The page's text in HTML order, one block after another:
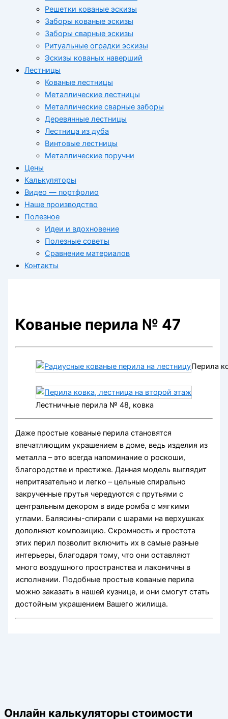
Решетки кованые эскизы
Заборы кованые эскизы
Заборы сварные эскизы
Ритуальные оградки эскизы
Эскизы кованых наверший
Лестницы
Кованые лестницы
Металлические лестницы
Металлические сварные заборы
Деревянные лестницы
Лестница из дуба
Винтовые лестницы
Металлические поручни
Цены
Калькуляторы
Видео — портфолио
Наше производство
Полезное
Идеи и вдохновение
Полезные советы
Сравнение материалов
Контакты
Кованые перила № 47
Перила
Лестничные перила № 48, ковка
Даже простые кованые перила становятся
впечатляющим украшением в доме, ведь изделия из
металла – это всегда напоминание о роскоши,
благородстве и престиже. Данная модель выглядит
непритязательно и легко – цельные спирально
закрученные прутья чередуются с прутьями с
центральным декором в виде ромба с мягкими
углами. Балясины-спирали с шарами на верхушках
дополняют композицию. Скромность и простота
этих перил позволит включить их в самые разные
интерьеры, благодаря тому, что они оставляют
много воздушного пространства и лаконичны в
исполнении. Подобные простые кованые перила
можно заказать в нашей кузнице, и они смогут стать
достойным украшением Вашего жилища.
Онлайн калькуляторы стоимости